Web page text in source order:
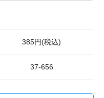
385円(税込)
37-656